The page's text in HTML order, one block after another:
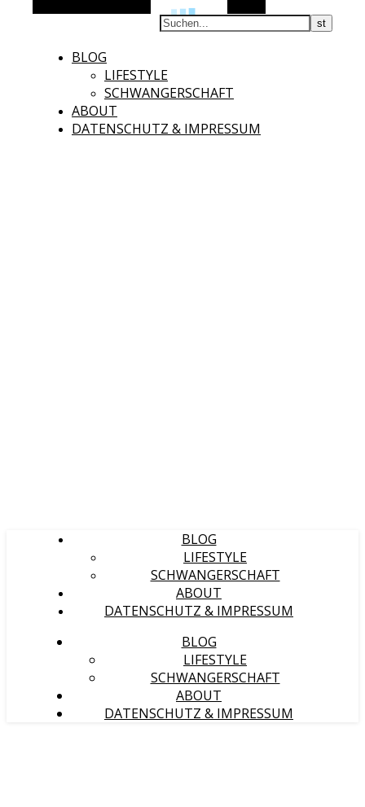
BLOG
LIFESTYLE
SCHWANGERSCHAFT
ABOUT
DATENSCHUTZ & IMPRESSUM
BLOG
LIFESTYLE
SCHWANGERSCHAFT
ABOUT
DATENSCHUTZ & IMPRESSUM
BLOG
LIFESTYLE
SCHWANGERSCHAFT
ABOUT
DATENSCHUTZ & IMPRESSUM